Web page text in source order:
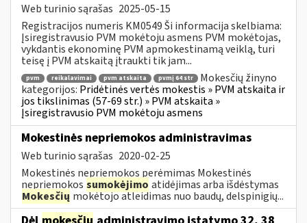
Web turinio sąrašas 2025-05-15
Registracijos numeris KM0549 Ši informacija skelbiama:
Įsiregistravusio PVM mokėtoju asmens PVM mokėtojas,
vykdantis ekonominę PVM apmokestinamą veiklą, turi
teisę į PVM atskaitą įtraukti tik jam...
pvm reikalavimai pvm atskaita pvmį 64 str
Mokesčių žinyno
kategorijos: Pridėtinės vertės mokestis » PVM atskaita ir
jos tikslinimas (57-69 str.) » PVM atskaita »
Įsiregistravusio PVM mokėtoju asmens
Mokestinės nepriemokos administravimas
Web turinio sąrašas 2020-02-25
Mokestinės nepriemokos perėmimas Mokestinės
nepriemokos sumokėjimo atidėjimas arba išdėstymas
Mokesčių mokėtojo atleidimas nuo baudų, delspinigių...